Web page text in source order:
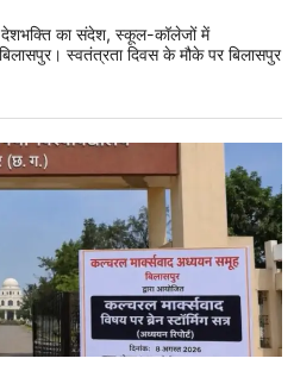
देशभक्ति का संदेश, स्कूल-कॉलेजों में
स्वतंत्रता दिवस के मौके पर बिलासपुर